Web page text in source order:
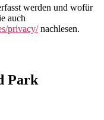
werden und wofür
auch
privacy/nachlesen.
Park